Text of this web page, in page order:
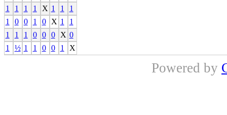
1
1 1 1 X 1 1
1
1
0 0 1 0 X 1
1
1
1 1 0 0 0 X 0
1
½ 1 1 0 0 1 X
Powered by